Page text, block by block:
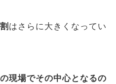
はさらに大きくなってい
現場でその中心となるの